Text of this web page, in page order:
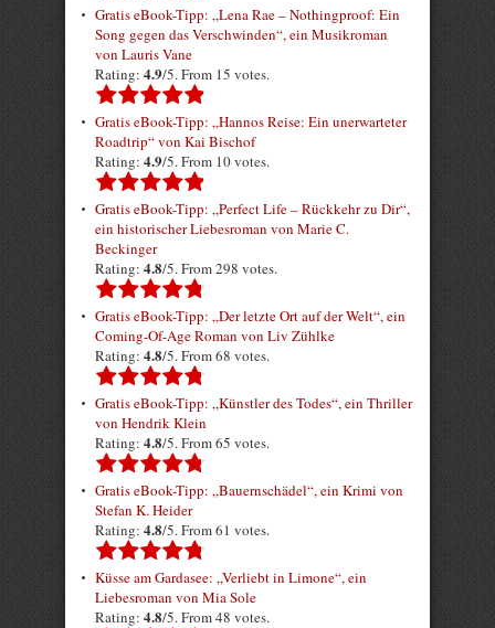
Gratis eBook-Tipp: „Lena Rae – Nothingproof: Ein
Song gegen das Verschwinden“, ein Musikroman
von Lauris Vane
Rating: 4.9/5. From 15 votes.
Gratis eBook-Tipp: „Hannos Reise: Ein unerwarteter
Roadtrip“ von Kai Bischof
Rating: 4.9/5. From 10 votes.
Gratis eBook-Tipp: „Perfect Life – Rückkehr zu Dir“,
ein historischer Liebesroman von Marie C.
Beckinger
Rating: 4.8/5. From 298 votes.
Gratis eBook-Tipp: „Der letzte Ort auf der Welt“, ein
Coming-Of-Age Roman von Liv Zühlke
Rating: 4.8/5. From 68 votes.
Gratis eBook-Tipp: „Künstler des Todes“, ein Thriller
von Hendrik Klein
Rating: 4.8/5. From 65 votes.
Gratis eBook-Tipp: „Bauernschädel“, ein Krimi von
Stefan K. Heider
Rating: 4.8/5. From 61 votes.
Küsse am Gardasee: „Verliebt in Limone“, ein
Liebesroman von Mia Sole
Rating: 4.8/5. From 48 votes.